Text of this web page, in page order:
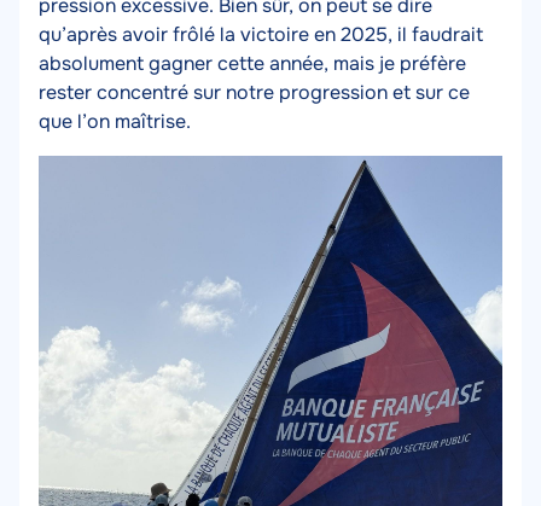
pression excessive. Bien sûr, on peut se dire
qu’après avoir frôlé la victoire en 2025, il faudrait
absolument gagner cette année, mais je préfère
rester concentré sur notre progression et sur ce
que l’on maîtrise.